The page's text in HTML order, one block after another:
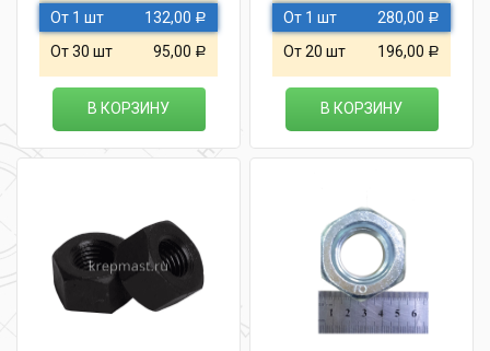
От 1 шт 132,00 Р
От 30 шт 95,00 Р
В КОРЗИНУ
От 1 шт 280,00 Р
От 20 шт 196,00 Р
В КОРЗИНУ